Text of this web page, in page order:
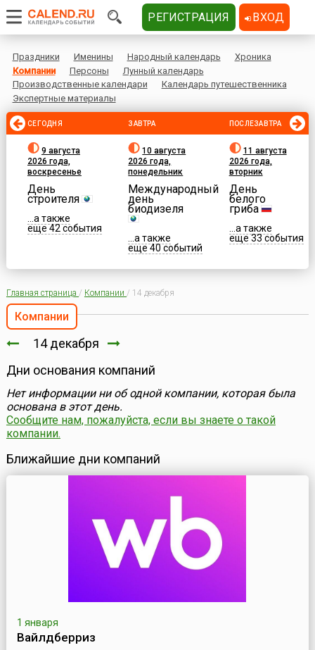
Праздники Именины Народный календарь
Хроника
Компании
Персоны
Лунный календарь
Производственные календари
Календарь путешественника
Экспертные материалы
СЕГОДНЯ
9 августа
2026 года,
воскресенье
День
строителя
...а также
еще 42 события
ЗАВТРА
10 августа
2026 года,
понедельник
Международный
день
биодизеля
...а также
еще 40 событий
ПОСЛЕЗАВТРА
11 августа
2026 года,
вторник
День
белого
гриба
...а также
еще 33 события
Главная страница / Компании / 14 декабря
Компании
14 декабря
Дни основания компаний
Нет информации ни об одной компании, которая была
основана в этот день.
Сообщите нам, пожалуйста, если вы знаете о такой
компании.
Ближайшие дни компаний
1 января
Вайлдберриз
РЕГИСТРАЦИЯ ВХОД